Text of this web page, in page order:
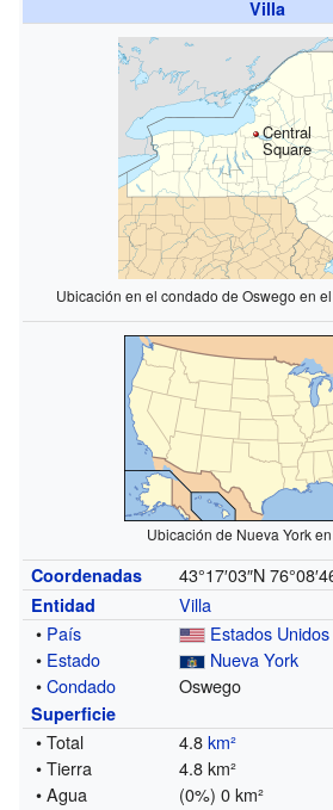
Villa
Central
Square
Ubicación en el condado de Oswego en
Ubicación de Nueva York
Coordenadas 43°17′03″N
Entidad
Villa
• País
Estados Unidos
• Estado
Nueva York
•Condado Oswego
Superficie
• Total 4.8km²
• Tierra
4.8 km²
• Agua
(0%) 0 km²